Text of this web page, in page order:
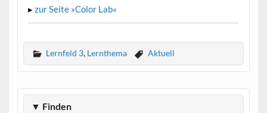
▸zur Seite »Color Lab«
Lernfeld 3, Lernthema Aktuell
▼ Finden